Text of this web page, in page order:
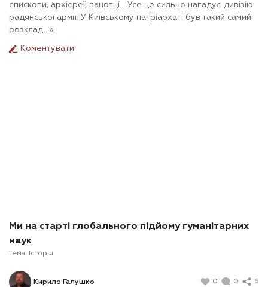
єпископи, архієреї, панотці... Усе це сильно нагадує дивізію
радянської армії. У Київському патріархаті був такий самий
розклад…».
Коментувати
Ми на старті глобального підйому гуманітарних
наук
Тема: Історія
Кирило Галушко 0 0 6